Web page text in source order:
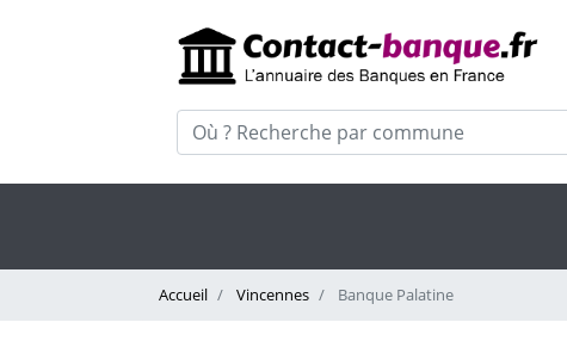
Accueil Vincennes Banque Palatine